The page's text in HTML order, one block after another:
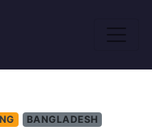
BANGLADESH